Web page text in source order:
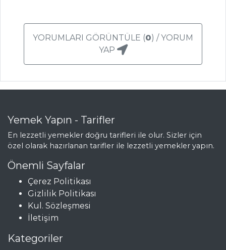
MEZELER
Zeytinyağlı
Lor Peynirli
Biber Dolması
Acuka
Mezeler Tüm
Tarifleri
YORUMLARI GÖRÜNTÜLE (0) / YORUM
YAP
Yemek Yapın - Tarifler
En lezzetli yemekler doğru tarifleri ile olur. Sizler için
özel olarak hazırlanan tarifler ile lezzetli yemekler yapın.
Önemli Sayfalar
Çerez Politikası
Gizlilik Politikası
Kul. Sözleşmesi
İletişim
Kategoriler